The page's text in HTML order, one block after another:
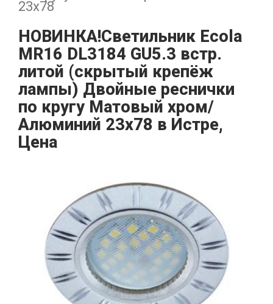
23х78
НОВИНКА!Светильник Ecola
MR16 DL3184 GU5.3 встр.
литой (скрытый крепёж
лампы) Двойные реснички
по кругу Матовый хром/
Алюминий 23х78 в Истре,
Цена